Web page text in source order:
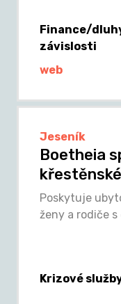
Finance/
závislosti
web
Jeseník
Boetheia
Poskytuje
ženy a rodiče s
Krizové